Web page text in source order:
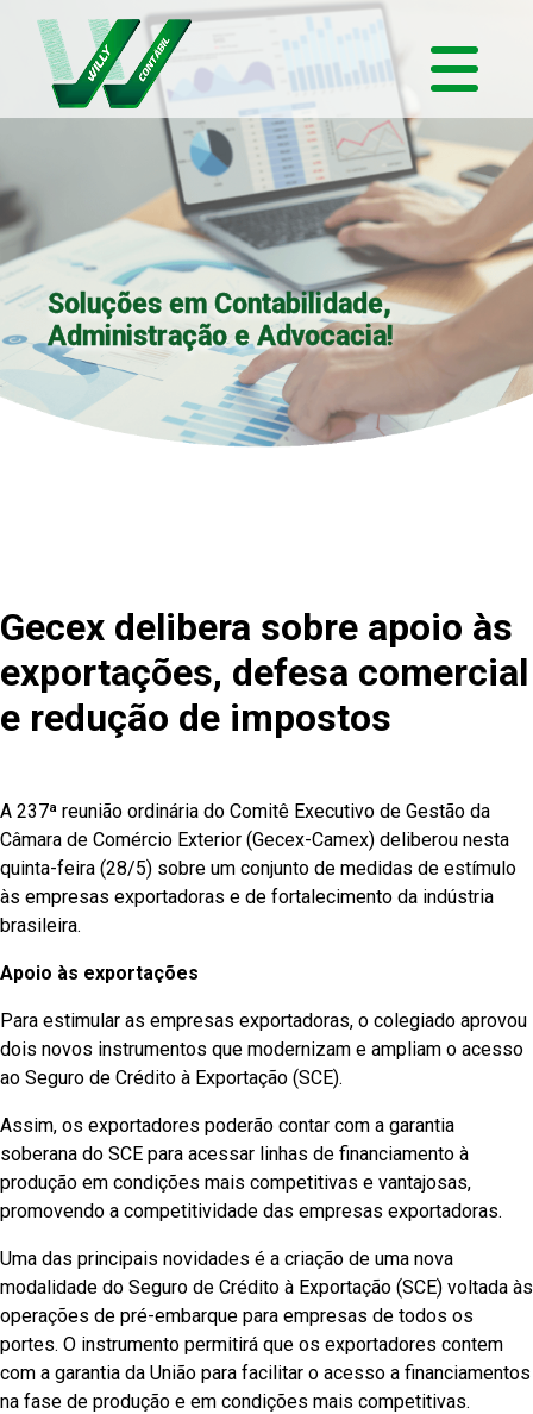
Soluções em Contabilidade,
Administração e Advocacia!
Gecex delibera sobre apoio às
exportações, defesa comercial
e redução de impostos
A 237ª reunião ordinária do Comitê Executivo de Gestão da
Câmara de Comércio Exterior (Gecex-Camex) deliberou nesta
quinta-feira (28/5) sobre um conjunto de medidas de estímulo
às empresas exportadoras e de fortalecimento da indústria
brasileira.
Apoio às exportações
Para estimular as empresas exportadoras, o colegiado aprovou
dois novos instrumentos que modernizam e ampliam o acesso
ao Seguro de Crédito à Exportação (SCE).
Assim, os exportadores poderão contar com a garantia
soberana do SCE para acessar linhas de financiamento à
produção em condições mais competitivas e vantajosas,
promovendo a competitividade das empresas exportadoras.
Uma das principais novidades é a criação de uma nova
modalidade do Seguro de Crédito à Exportação (SCE) voltada às
operações de pré-embarque para empresas de todos os
portes. O instrumento permitirá que os exportadores contem
com a garantia da União para facilitar o acesso a financiamentos
na fase de produção e em condições mais competitivas.